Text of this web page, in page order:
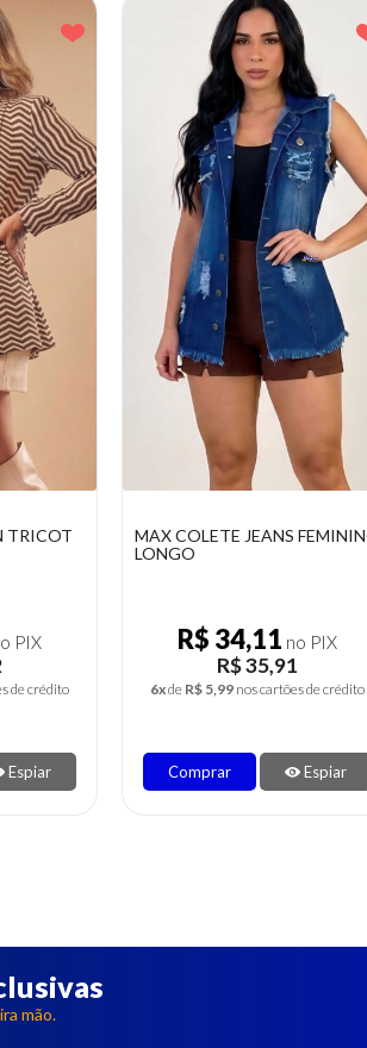
TRICOT
PIX
de crédito
Espiar
MAX COLETE JEANS
LONGO
R$ 34,11 no PIX
R$ 35,91
6xde R$ 5,99 nos cartões de crédito
Comprar Espiar
mão.